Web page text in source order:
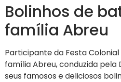
Bolinhos de
família Abreu
Participante da Festa
família Abreu, conduzida pela
seus famosos e deliciosos